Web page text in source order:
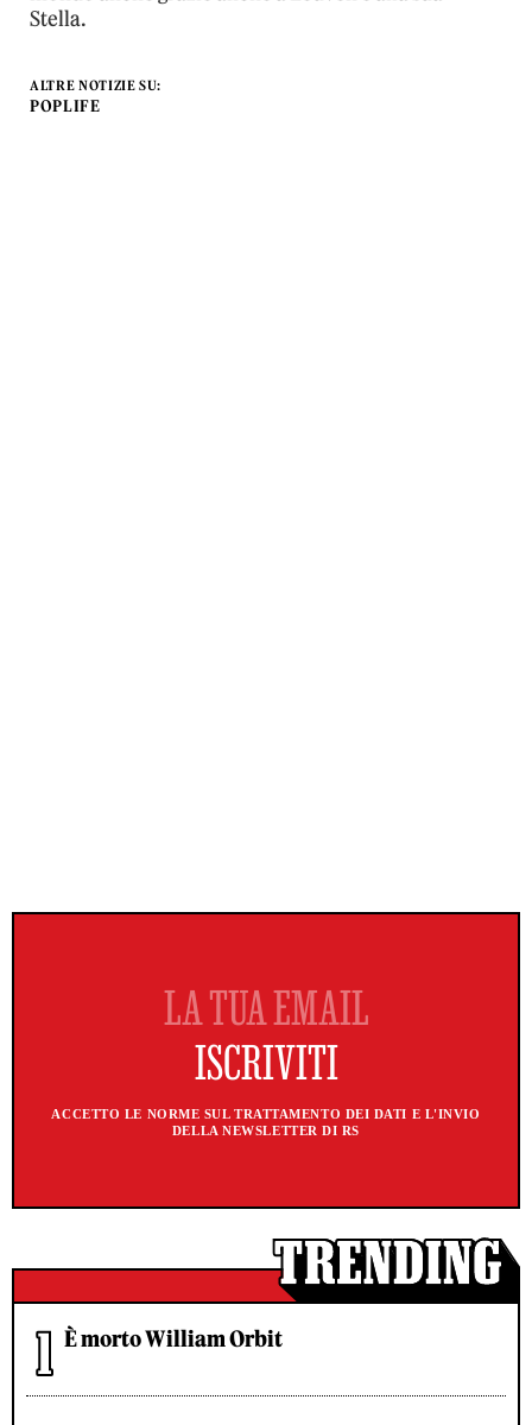
Stella.
ALTRE NOTIZIE SU:
POPLIFE
ACCETTO LE NORME SUL TRATTAMENTO DEI DATI E L'INVIO
DELLA NEWSLETTER DI RS
È morto William Orbit